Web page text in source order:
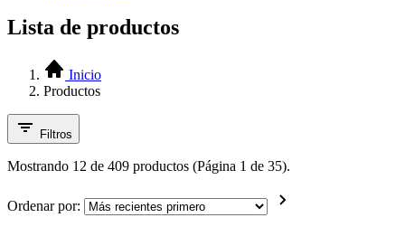
Lista de productos
Inicio
Productos
Filtros
Mostrando 12 de 409 productos (Página 1 de 35).
Ordenar por: